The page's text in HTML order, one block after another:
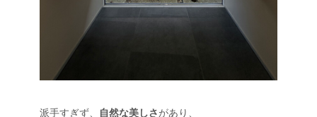
派手すぎず、 自然な美しさがあり、